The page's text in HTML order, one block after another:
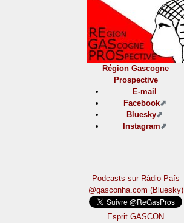
Région Gascogne
Prospective
E-mail
Facebook
Bluesky
Instagram
Podcasts sur Ràdio País
@gasconha.com (Bluesky)
Esprit GASCON